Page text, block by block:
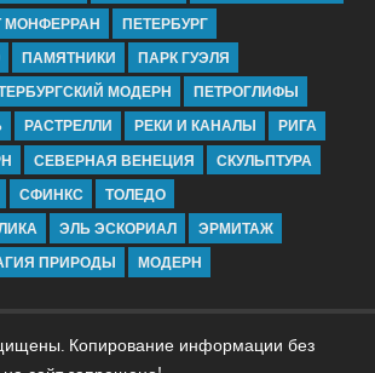
МОНФЕРРАН
ПЕТЕРБУРГ
ПАМЯТНИКИ
ПАРК ГУЭЛЯ
МОДЕРН
ПЕТРОГЛИФЫ
РАСТРЕЛЛИ РЕКИ И КАНАЛЫ
РИГА
СЕВЕРНАЯ ВЕНЕЦИЯ
СКУЛЬПТУРА
СФИНКС
ТОЛЕДО
ЭЛЬ ЭСКОРИАЛ
ЭРМИТАЖ
ПРИРОДЫ МОДЕРН
Копирование информации без